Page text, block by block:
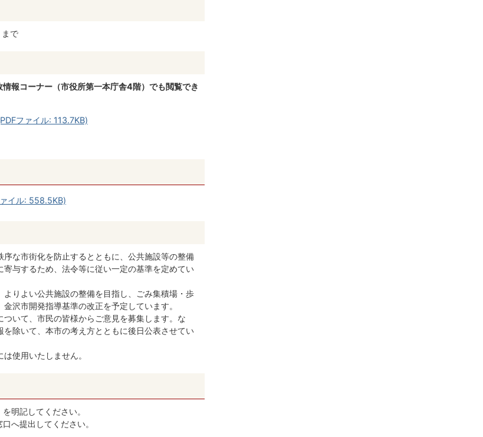
で
報コーナー（市役所第一本庁舎4階）でも閲覧でき
ファイル: 113.7KB)
イル: 558.5KB)
な市街化を防止するとともに、公共施設等の整備
与するため、法令等に従い一定の基準を定めてい
りよい公共施設の整備を目指し、ごみ集積場・歩
沢市開発指導基準の改正を予定しています。
いて、市民の皆様からご意見を募集します。な
除いて、本市の考え方とともに後日公表させてい
使用いたしません。
明記してください。
へ提出してください。